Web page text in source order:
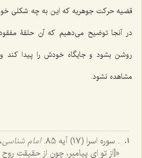
قضیه حرکت جوهریه که این به چه شکلى
در آنجا توضیح مى‌دهیم که آن حلقۀ
روشن بشود و جایگاه خودش را پیدا کند و
مشاهده نشود.
. سوره اسرا (17) آیه 85. امام شناسى،
«[از تو اى پیامبر، چون از حقیقت روح